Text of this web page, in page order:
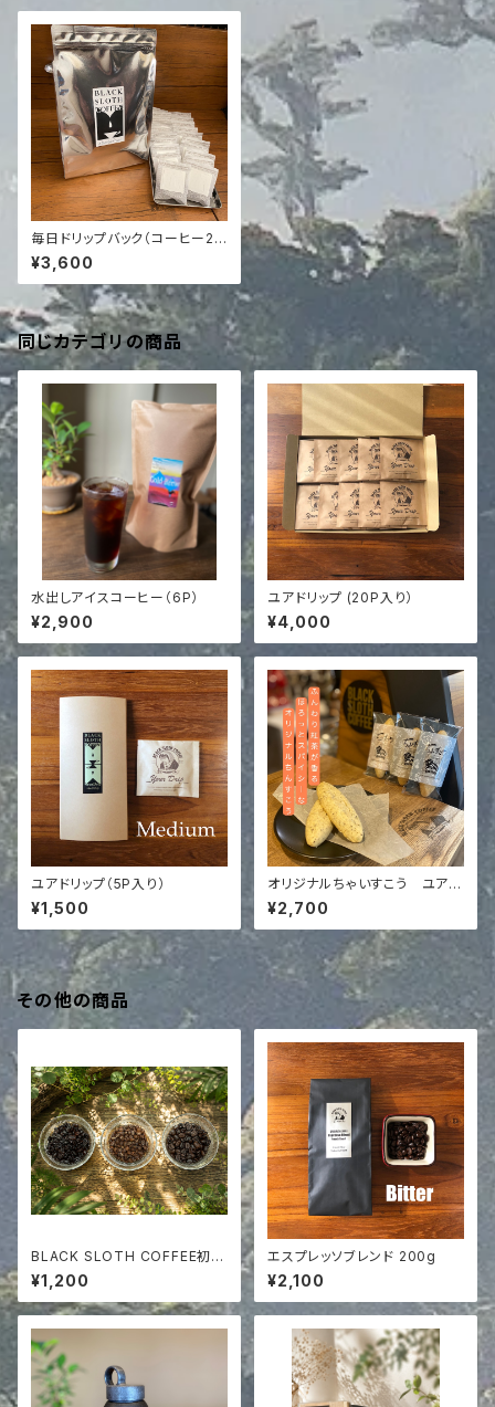
毎日ドリップバック（コーヒー20
杯分）
¥3,600
同じカテゴリの商品
水出しアイスコーヒー（6P）
¥2,900
ユアドリップ (20P入り）
¥4,000
ユアドリップ（5P入り）
¥1,500
オリジナルちゃいすこう ユアド
リップ 5p ギフトボックス
¥2,700
その他の商品
BLACK SLOTH COFFEE初め
てセット【三種飲み比べ】
¥1,200
エスプレッソブレンド 200g
¥2,100